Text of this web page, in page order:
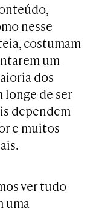
nesse
costumam
um
dos
longe de ser
dependem
e muitos
ver tudo
uma